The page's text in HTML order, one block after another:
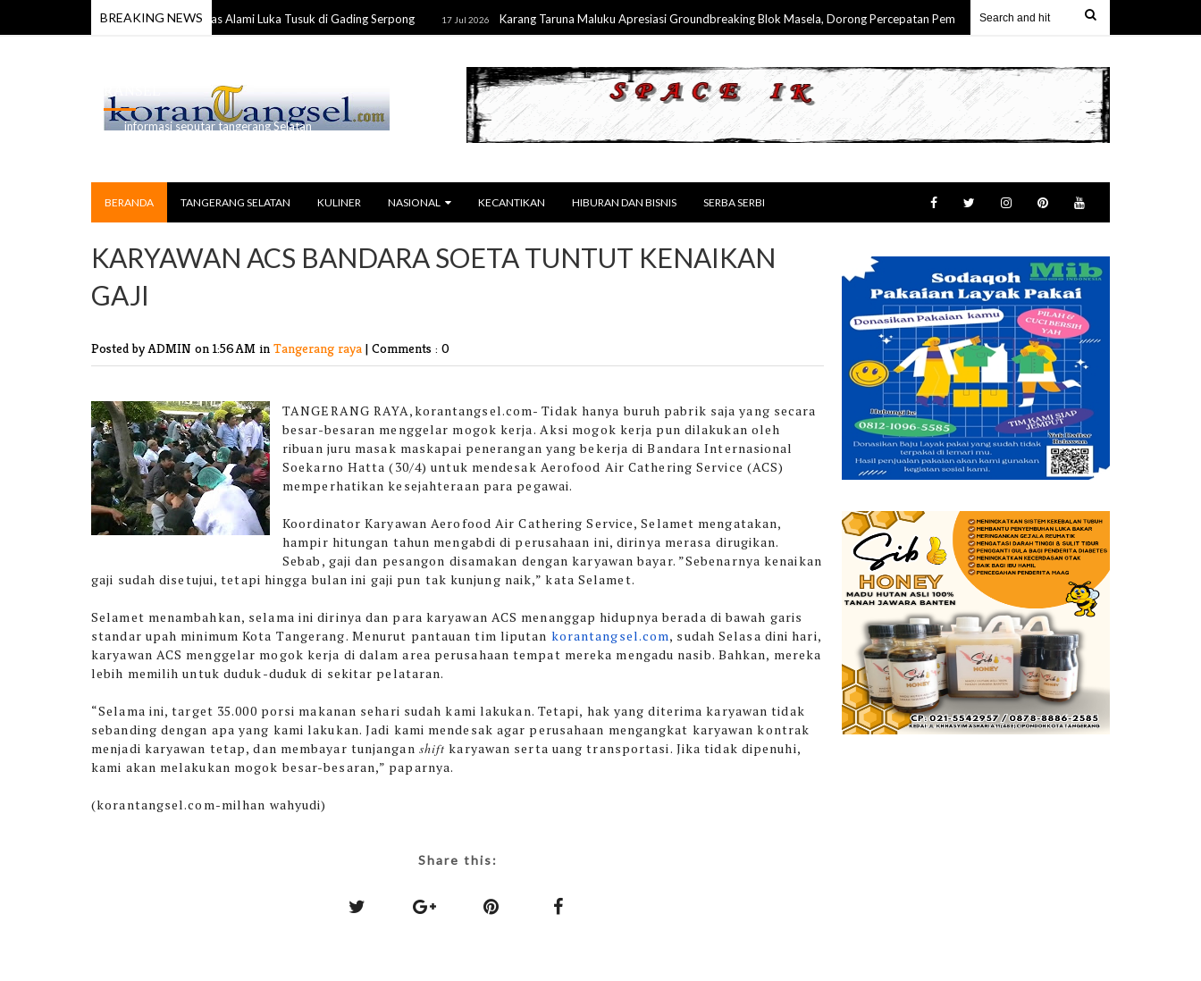
BREAKING NEWS
Anggota TNI Ditemukan Tewas Alami Luka Tusuk di Gading Serpong 17 Jul 2026 Karang Taruna Maluku Apresiasi Groundbreaking Blok Masela, Dorong Percepatan Pembangunan & Keterlibatan Nyata Masyarakat Maluku
informasi seputar tangerang Selatan
BERANDA TANGERANG SELATAN KULINER NASIONAL KECANTIKAN HIBURAN DAN BISNIS SERBA SERBI
KARYAWAN ACS BANDARA SOETA TUNTUT KENAIKAN
GAJI
Posted by ADMIN on 1:56 AM in Tangerang raya | Comments : 0
TANGERANG RAYA,korantangsel.com-Tidak hanya buruh pabrik saja yang secara
besar-besaran menggelar mogok kerja. Aksi mogok kerja pun dilakukan oleh
ribuan juru masak maskapai penerangan yang bekerja di Bandara Internasional
Soekarno Hatta (30/4) untuk mendesak Aerofood Air Cathering Service (ACS)
memperhatikan kesejahteraan para pegawai.
Koordinator Karyawan Aerofood Air Cathering Service, Selamet mengatakan,
hampir hitungan tahun mengabdi di perusahaan ini, dirinya merasa dirugikan.
Sebab, gaji dan pesangon disamakan dengan karyawan bayar. ”Sebenarnya kenaikan
gaji sudah disetujui, tetapi hingga bulan ini gaji pun tak kunjung naik,” kata Selamet.
Selamet menambahkan, selama ini dirinya dan para karyawan ACS menanggap hidupnya berada di bawah garis
standar upah minimum Kota Tangerang. Menurut pantauan tim liputan korantangsel.com, sudah Selasa dini hari,
karyawan ACS menggelar mogok kerja di dalam area perusahaan tempat mereka mengadu nasib. Bahkan, mereka
lebih memilih untuk duduk-duduk di sekitar pelataran.
“Selama ini, target 35.000 porsi makanan sehari sudah kami lakukan. Tetapi, hak yang diterima karyawan tidak
sebanding dengan apa yang kami lakukan. Jadi kami mendesak agar perusahaan mengangkat karyawan kontrak
menjadi karyawan tetap, dan membayar tunjangan shift karyawan serta uang transportasi. Jika tidak dipenuhi,
kami akan melakukan mogok besar-besaran,” paparnya.
(korantangsel.com-milhan wahyudi)
Share this: